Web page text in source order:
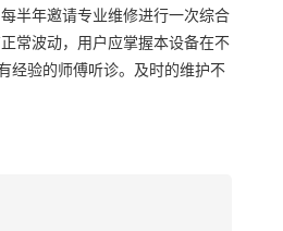
半年邀请专业维修进行一次综合
常波动，用户应掌握本设备在不
经验的师傅听诊。及时的维护不